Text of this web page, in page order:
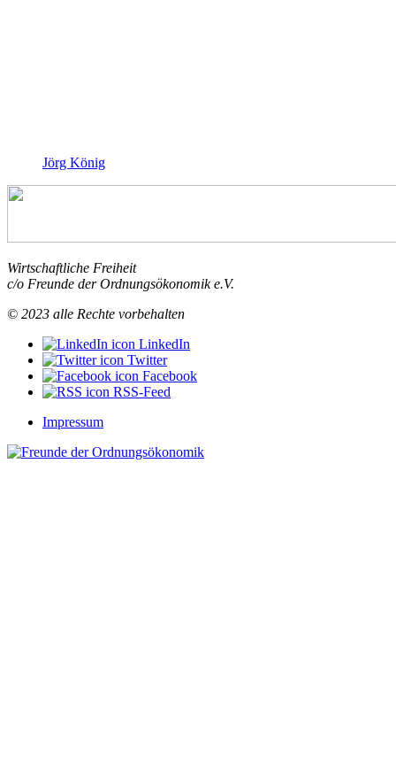
Jörg König
Wirtschaftliche Freiheit
c/o Freunde der Ordnungsökonomik e.V.
© 2023 alle Rechte vorbehalten
LinkedIn
Twitter
Facebook
RSS-Feed
Impressum